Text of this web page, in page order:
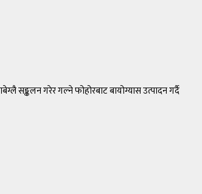
सङ्कलन गरेर गल्ने फोहोरबाट बायोग्यास उत्पादन गर्दै